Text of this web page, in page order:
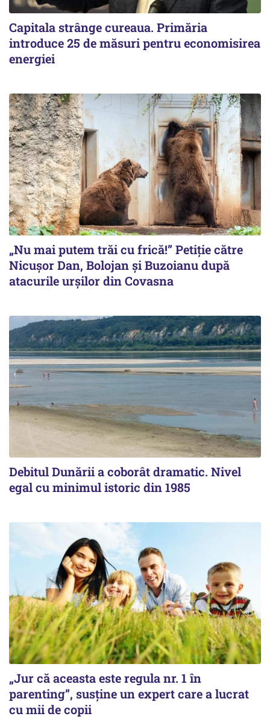
Capitala strânge cureaua. Primăria
introduce 25 de măsuri pentru economisirea
energiei
„Nu mai putem trăi cu frică!” Petiție către
Nicușor Dan, Bolojan și Buzoianu după
atacurile urșilor din Covasna
Debitul Dunării a coborât dramatic. Nivel
egal cu minimul istoric din 1985
„Jur că aceasta este regula nr. 1 în
parenting”, susține un expert care a lucrat
cu mii de copii